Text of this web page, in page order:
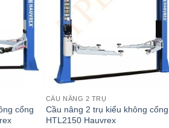
cổng
CẦU NÂNG 2 TRỤ
Cầu nâng 2 trụ kiểu không cổng
HTL2150 Hauvrex